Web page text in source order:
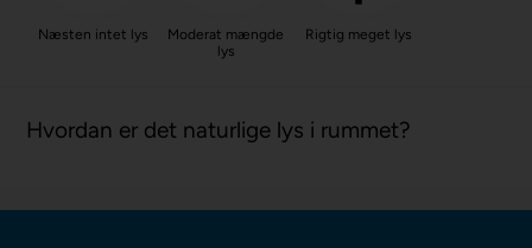
Næsten intet lys
Moderat mængde
lys
Rigtig meget lys
Hvordan er det naturlige lys i rummet?